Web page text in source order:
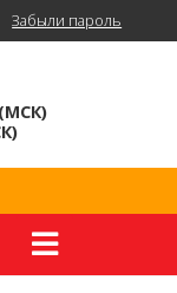
Забыли пароль